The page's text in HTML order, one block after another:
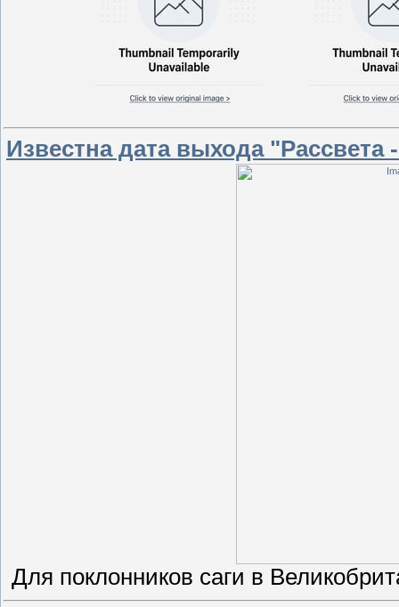
Известна дата выхода
Для поклонников саги в